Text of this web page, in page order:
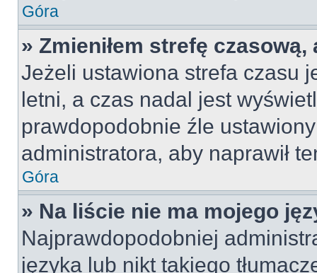
Góra
» Zmieniłem strefę
Jeżeli ustawiona strefa czasu
letni, a czas nadal jest
prawdopodobnie źle
administratora, aby naprawił
Góra
» Na liście nie ma mojego
Najprawdopodobniej
języka lub nikt takiego